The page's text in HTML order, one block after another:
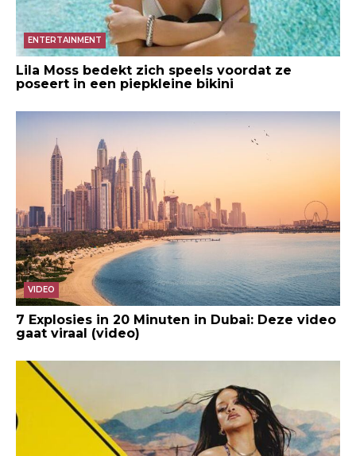
ENTERTAINMENT
Lila Moss bedekt zich speels voordat ze
poseert in een piepkleine bikini
VIDEO
7 Explosies in 20 Minuten in Dubai: Deze video
gaat viraal (video)